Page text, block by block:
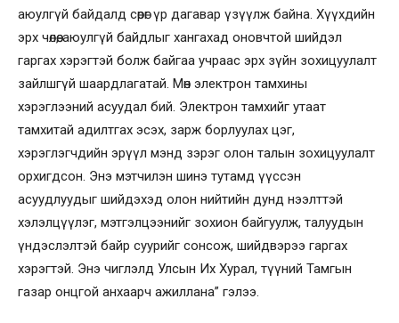
аюулгүй байдалд сөрөг үр дагавар үзүүлж байна. Хүүхдийн
эрх чөлөө, аюулгүй байдлыг хангахад оновчтой шийдэл
гаргах хэрэгтэй болж байгаа учраас эрх зүйн зохицуулалт
зайлшгүй шаардлагатай. Мөн электрон тамхины
хэрэглээний асуудал бий. Электрон тамхийг утаат
тамхитай адилтгах эсэх, зарж борлуулах цэг,
хэрэглэгчдийн эрүүл мэнд зэрэг олон талын зохицуулалт
орхигдсон. Энэ мэтчилэн шинэ тутамд үүссэн
асуудлуудыг шийдэхэд олон нийтийн дунд нээлттэй
хэлэлцүүлэг, мэтгэлцээнийг зохион байгуулж, талуудын
үндэслэлтэй байр суурийг сонсож, шийдвэрээ гаргах
хэрэгтэй. Энэ чиглэлд Улсын Их Хурал, түүний Тамгын
газар онцгой анхаарч ажиллана” гэлээ.